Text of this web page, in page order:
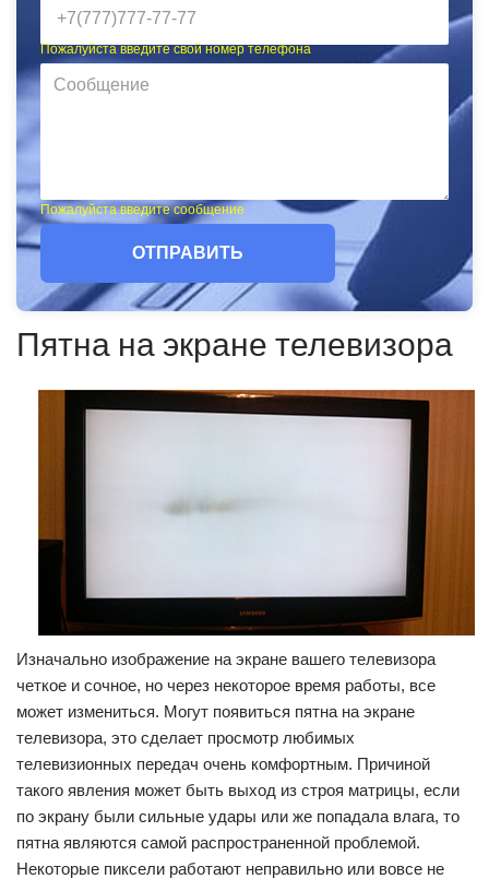
Пожалуйста введите свой номер телефона
Пожалуйста введите сообщение
ОТПРАВИТЬ
Пятна на экране телевизора
Изначально изображение на экране вашего телевизора
четкое и сочное, но через некоторое время работы, все
может измениться. Могут появиться пятна на экране
телевизора, это сделает просмотр любимых
телевизионных передач очень комфортным. Причиной
такого явления может быть выход из строя матрицы, если
по экрану были сильные удары или же попадала влага, то
пятна являются самой распространенной проблемой.
Некоторые пиксели работают неправильно или вовсе не